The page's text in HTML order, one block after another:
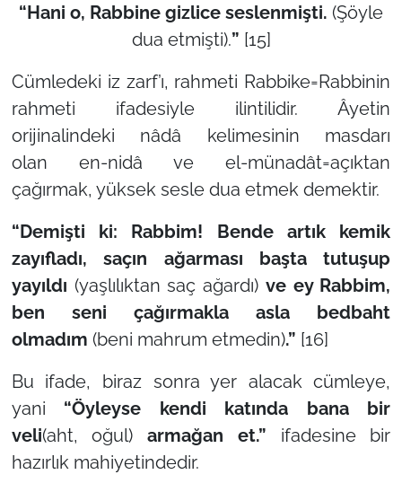
“Hani o, Rabbine gizlice seslenmişti. (Şöyle
dua etmişti).” [15]
Cümledeki iz zarf’ı, rahmeti Rabbike=Rabbinin
rahmeti ifadesiyle ilintilidir. Âyetin
orijinalindeki nâdâ kelimesinin masdarı
olan en-nidâveel-münadât=açıktan
çağırmak, yüksek sesle dua etmek demektir.
“Demişti ki: Rabbim! Bende artık kemik
zayıfladı, saçın ağarması başta tutuşup
yayıldı (yaşlılıktan saç ağardı) ve ey Rabbim,
ben seni çağırmakla asla bedbaht
olmadım (beni mahrum etmedin).” [16]
Bu ifade, biraz sonra yer alacak cümleye,
yani “Öyleyse kendi katında bana bir
veli(aht, oğul)armağan et.” ifadesine bir
hazırlık mahiyetindedir.